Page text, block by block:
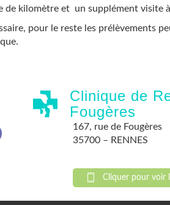
de kilomètre et un supplément
pour le reste les prélèvements
Clinique de
Fougères
167, rue de Fougères
35700 – RENNES
Cliquer pour voir